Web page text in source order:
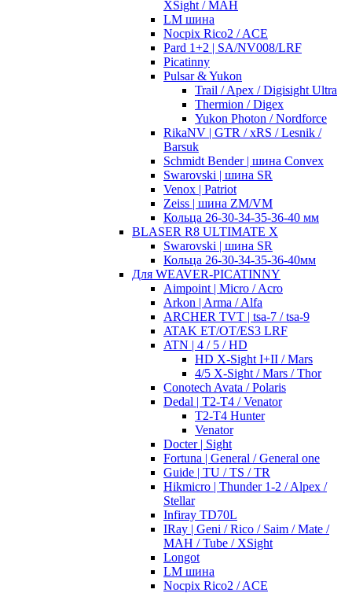
XSight / MAH
LM шина
Nocpix Rico2 / ACE
Pard 1+2 | SA/NV008/LRF
Picatinny
Pulsar & Yukon
Trail / Apex / Digisight Ultra
Thermion / Digex
Yukon Photon / Nordforce
RikaNV | GTR / xRS / Lesnik /
Barsuk
Schmidt Bender | шина Convex
Swarovski | шина SR
Venox | Patriot
Zeiss | шина ZM/VM
Кольца 26-30-34-35-36-40 мм
BLASER R8 ULTIMATE X
Swarovski | шина SR
Кольца 26-30-34-35-36-40мм
Для WEAVER-PICATINNY
Aimpoint | Micro / Acro
Arkon | Arma / Alfa
ARCHER TVT | tsa-7 / tsa-9
ATAK ET/OT/ES3 LRF
ATN | 4 / 5 / HD
HD X-Sight I+II / Mars
4/5 X-Sight / Mars / Thor
Conotech Avata / Polaris
Dedal | T2-T4 / Venator
T2-T4 Hunter
Venator
Docter | Sight
Fortuna | General / General one
Guide | TU / TS / TR
Hikmicro | Thunder 1-2 / Alpex /
Stellar
Infiray TD70L
IRay | Geni / Rico / Saim / Mate /
MAH / Tube / XSight
Longot
LM шина
Nocpix Rico2 / ACE